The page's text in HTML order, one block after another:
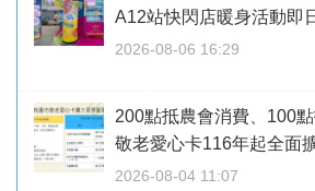
A12站快閃店暖身活動即
2026-08-06 16:29
200點抵農會消費、100
敬老愛心卡116年起全面
2026-08-04 11:07